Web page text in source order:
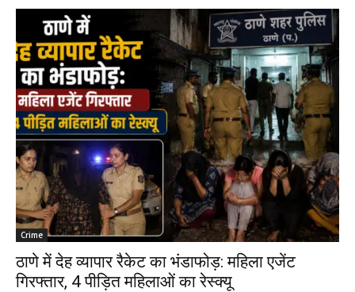
Crime
ठाणे में देह व्यापार रैकेट का भंडाफोड़: महिला एजेंट
गिरफ्तार, 4 पीड़ित महिलाओं का रेस्क्यू